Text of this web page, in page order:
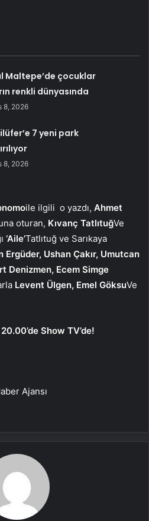
Maltepe’de çocuklar
renkli dünyasında
8, 2026
7 yeni park
8, 2026
ile ilgili o yazdı, Ahmet
oturan, Kıvanç TatlıtuğVe
‘Aile’Tatlıtuğ ve Sarıkaya
Ergüder, Ushan Çakır, Umutcan
Denizmen, Ecem Simge
Levent Ülgen, Emel GöksuVe
Show TV’de!
Ajansı